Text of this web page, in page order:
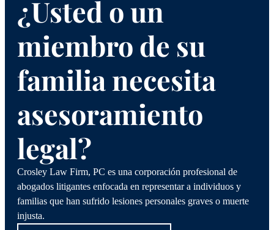
¿Usted o un
miembro de su
familia necesita
asesoramiento
legal?
Crosley Law Firm, PC es una corporación profesional de
abogados litigantes enfocada en representar a individuos y
familias que han sufrido lesiones personales graves o muerte
injusta.